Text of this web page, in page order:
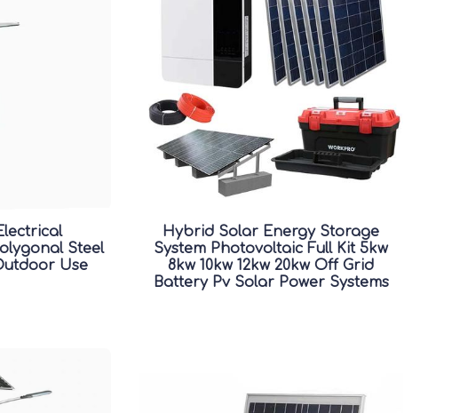
Steel
Use
Hybrid Solar Energy Storage
System Photovoltaic Full Kit 5kw
8kw 10kw 12kw 20kw Off Grid
Battery Pv Solar Power Systems